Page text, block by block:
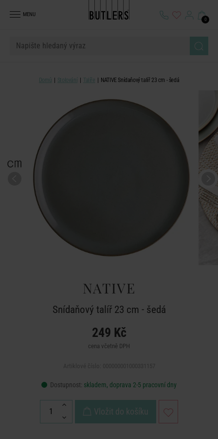
MENU
0
Domů Stolování Talíře NATIVE Snídaňový talíř 23 cm - šedá
NATIVE
Snídaňový talíř 23 cm - šedá
249 Kč
cena včetně DPH
Dostupnost: skladem, doprava 2-5 pracovní dny
Vložit do košíku